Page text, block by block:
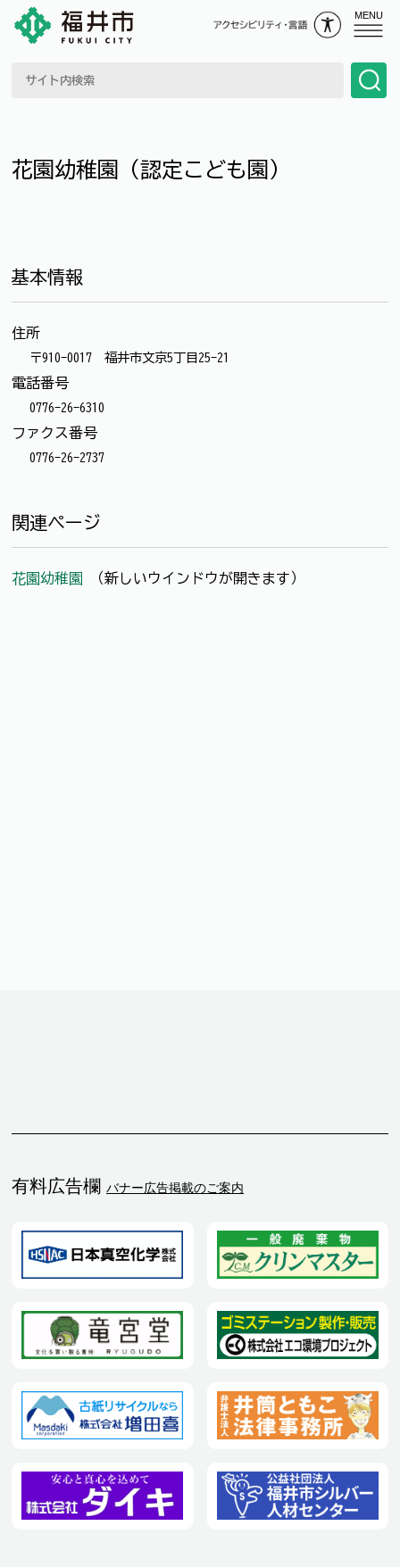
MENU
花園幼稚園（認定こども園）
基本情報
住所
〒910-0017 福井市文京5丁目25-21
電話番号
0776-26-6310
ファクス番号
0776-26-2737
関連ページ
花園幼稚園 （新しいウインドウが開きます）
有料広告欄 バナー広告掲載のご案内